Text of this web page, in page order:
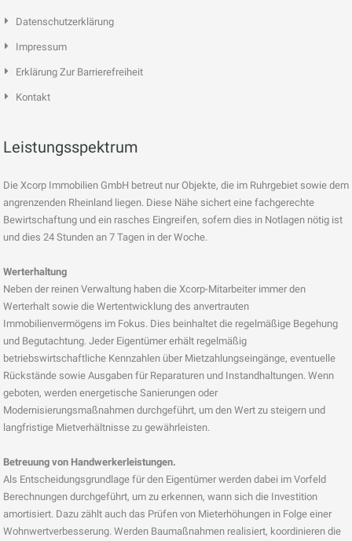
Datenschutzerklärung
Impressum
Erklärung Zur Barrierefreiheit
Kontakt
Leistungsspektrum
Die Xcorp Immobilien GmbH betreut nur Objekte, die im Ruhrgebiet sowie dem
angrenzenden Rheinland liegen. Diese Nähe sichert eine fachgerechte
Bewirtschaftung und ein rasches Eingreifen, sofern dies in Notlagen nötig ist
und dies 24 Stunden an 7 Tagen in der Woche.
Werterhaltung
Neben der reinen Verwaltung haben die Xcorp-Mitarbeiter immer den
Werterhalt sowie die Wertentwicklung des anvertrauten
Immobilienvermögens im Fokus. Dies beinhaltet die regelmäßige Begehung
und Begutachtung. Jeder Eigentümer erhält regelmäßig
betriebswirtschaftliche Kennzahlen über Mietzahlungseingänge, eventuelle
Rückstände sowie Ausgaben für Reparaturen und Instandhaltungen. Wenn
geboten, werden energetische Sanierungen oder
Modernisierungsmaßnahmen durchgeführt, um den Wert zu steigern und
langfristige Mietverhältnisse zu gewährleisten.
Betreuung von Handwerkerleistungen.
Als Entscheidungsgrundlage für den Eigentümer werden dabei im Vorfeld
Berechnungen durchgeführt, um zu erkennen, wann sich die Investition
amortisiert. Dazu zählt auch das Prüfen von Mieterhöhungen in Folge einer
Wohnwertverbesserung. Werden Baumaßnahmen realisiert, koordinieren die